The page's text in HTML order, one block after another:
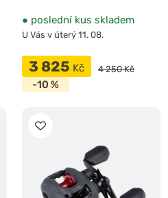
● poslední kus skladem
U Vás v úterý 11. 08.
3 825 Kč 4 250 Kč
-10 %